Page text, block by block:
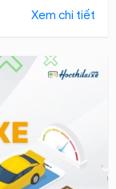
Xem chi tiết